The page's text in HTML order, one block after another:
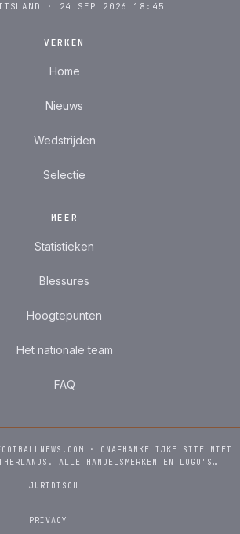
· 24 SEP 2026 18:45
VERKEN
Home
Nieuws
Wedstrijden
Selectie
MEER
Statistieken
Blessures
Hoogtepunten
Het nationale team
FAQ
· ONAFHANKELIJKE SITE NIET
ALLE HANDELSMERKEN EN LOGO'S…
JURIDISCH
PRIVACY